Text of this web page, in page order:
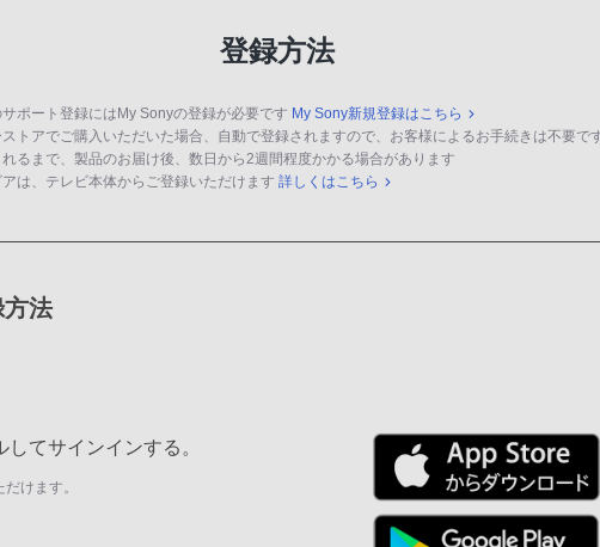
登録方法
ポート登録にはMy Sonyの登録が必要です My Sony新規登録はこちら
トアでご購入いただいた場合、自動で登録されますので、お客様によるお手続きは不要で
るまで、製品のお届け後、数日から2週間程度かかる場合があります
は、テレビ本体からご登録いただけます 詳しくはこちら
法
てサインインする。
けます。